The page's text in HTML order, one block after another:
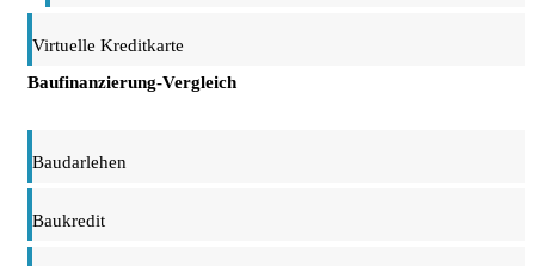
Virtuelle Kreditkarte
Baufinanzierung-Vergleich
Baudarlehen
Baukredit